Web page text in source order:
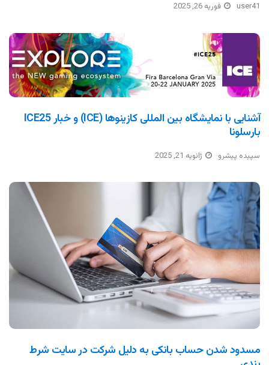
user41 فوریه 26, 2025
آشنایی با نمایشگاه بین المللی کازینوها (ICE) و خبار ICE25
بارسلونا
سپیده پیشرو ژانویه 21, 2025
مسدود شدن حساب بانکی به دلیل شرکت در سایت شرط